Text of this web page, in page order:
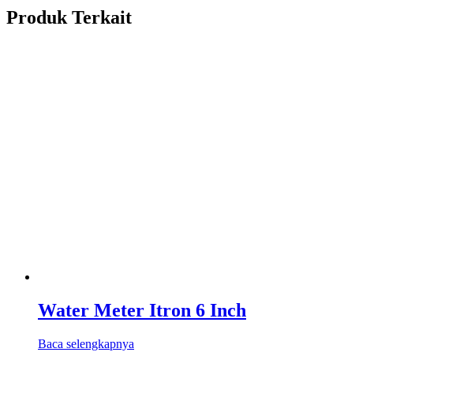
Produk Terkait
Water Meter Itron 6 Inch
Baca selengkapnya